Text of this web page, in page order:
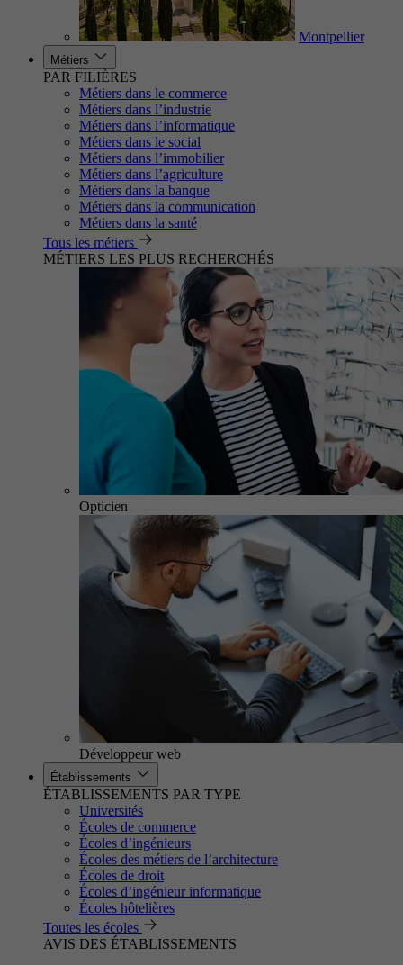
Montpellier
Métiers
PAR FILIÈRES
Métiers dans le commerce
Métiers dans l’industrie
Métiers dans l’informatique
Métiers dans le social
Métiers dans l’immobilier
Métiers dans l’agriculture
Métiers dans la banque
Métiers dans la communication
Métiers dans la santé
Tous les métiers
MÉTIERS LES PLUS RECHERCHÉS
Opticien
Développeur web
Établissements
ÉTABLISSEMENTS PAR TYPE
Universités
Écoles de commerce
Écoles d’ingénieurs
Écoles des métiers de l’architecture
Écoles de droit
Écoles d’ingénieur informatique
Écoles hôtelières
Toutes les écoles
AVIS DES ÉTABLISSEMENTS